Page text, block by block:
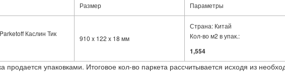
Размер Параметры
Каслин Тик
910 x 122 x 18 мм
Страна: Китай
Кол-во м2 в упак.:
1,554
продается упаковками. Итоговое кол-во паркета рассчитывается исходя из